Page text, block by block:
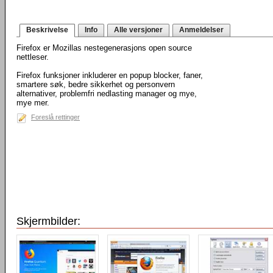
Beskrivelse Info Alle versjoner Anmeldelser
Firefox er Mozillas nestegenerasjons open source
nettleser.
Firefox funksjoner inkluderer en popup blocker, faner,
smartere søk, bedre sikkerhet og personvern
alternativer, problemfri nedlasting manager og mye,
mye mer.
Foreslå rettinger
Skjermbilder: